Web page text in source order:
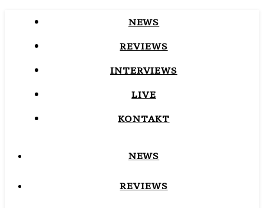
NEWS
REVIEWS
INTERVIEWS
LIVE
KONTAKT
NEWS
REVIEWS